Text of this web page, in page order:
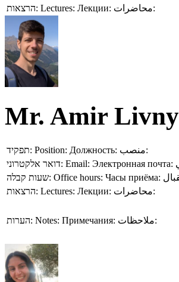
הרצאות: Lectures: Лекции: محاضرات:
Mr. Amir Livny
תפקיד: Position: Должность: منصب:
דואר אלקטרוני: Email: Электронная почта:
שעות קבלה: Office hours: Часы приёма:
הרצאות: Lectures: Лекции: محاضرات:
הערות: Notes: Примечания: ملاحظات: